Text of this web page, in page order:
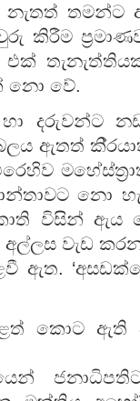
තමන්ට
කිරීම
නො වේ.
දරුවන්ට
ඇතත්
නො
විසින් ඇය
වැඩ
ඇත.
කොට ඇති